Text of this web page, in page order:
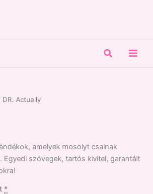
Search
DR. Actually
amelyek mosolyt csalnak
Egyedi szövegek, tartós kivitel, garantált
*